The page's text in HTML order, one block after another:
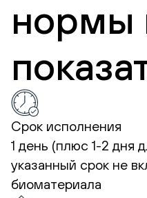
нормы
Срок исполнения
1 день (плюс 1-2 дня
указанный срок не
биоматериала